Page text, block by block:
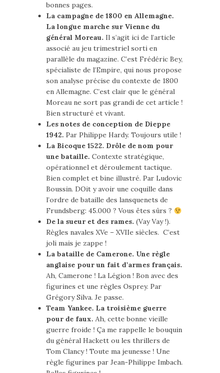
bonnes pages.
La campagne de 1800 en Allemagne.
La longue marche sur Vienne du
général Moreau. Il s’agit ici de l’article
associé au jeu trimestriel sorti en
parallèle du magazine. C’est Frédéric Bey,
spécialiste de l’Empire, qui nous propose
son analyse précise du contexte de 1800
en Allemagne. C’est clair que le général
Moreau ne sort pas grandi de cet article !
Bien structuré et vivant.
Les notes de conception de Dieppe
1942. Par Philippe Hardy. Toujours utile !
La Bicoque 1522. Drôle de nom pour
une bataille. Contexte stratégique,
opérationnel et déroulement tactique.
Bien complet et bine illustré. Par Ludovic
Boussin. DOit y avoir une coquille dans
l’ordre de bataille des lansquenets de
Frundsberg: 45.000 ? Vous êtes sûrs ?
De la sueur et des rames. (Vay Vay !).
Règles navales XVe – XVIIe siècles. C’est
joli mais je zappe !
La bataille de Camerone. Une règle
anglaise pour un fait d’armes français.
Ah, Camerone ! La Légion ! Bon avec des
figurines et une règles Osprey. Par
Grégory Silva. Je passe.
Team Yankee. La troisième guerre
pour de faux. Ah, cette bonne vieille
guerre froide ! Ça me rappelle le bouquin
du général Hackett ou les thrillers de
Tom Clancy ! Toute ma jeunesse ! Une
règle figurines par Jean-Philippe Imbach.